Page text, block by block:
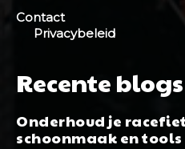
Contact
Privacybeleid
Recente blogs
Onderhoud je
schoonmaak en tools